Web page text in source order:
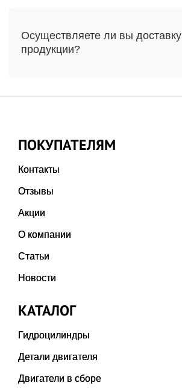
Осуществляете ли вы доставку
продукции?
ПОКУПАТЕЛЯМ
Контакты
Отзывы
Акции
О компании
Статьи
Новости
КАТАЛОГ
Гидроцилиндры
Детали двигателя
Двигатели в сборе